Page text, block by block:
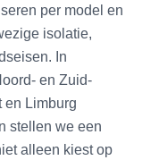
per model en
isolatie,
In
en Zuid-
en Limburg
stellen we een
alleen kiest op